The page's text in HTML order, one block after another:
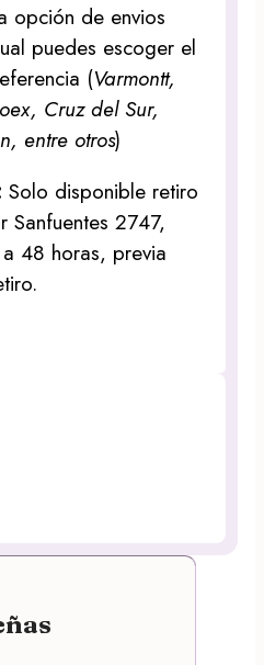
opción de envios
puedes escoger el
(Varmontt,
Cruz del Sur,
entre otros)
Solo disponible retiro
Sanfuentes 2747,
48 horas, previa